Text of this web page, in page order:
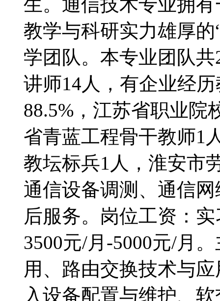
生。通信技术专业拥
教学与科研实力雄厚
学团队。本专业团队
讲师14人，有企业经
88.5%，江苏省职业院
省青蓝工程骨干教师1
教坛标兵1人，淮安市
通信设备调测、通信
后服务。岗位工资：
3500元/月-5000元/月
用、路由交换技术与
入设备配置与维护、